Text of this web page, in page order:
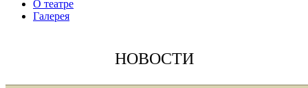
О театре
Галерея
НОВОСТИ